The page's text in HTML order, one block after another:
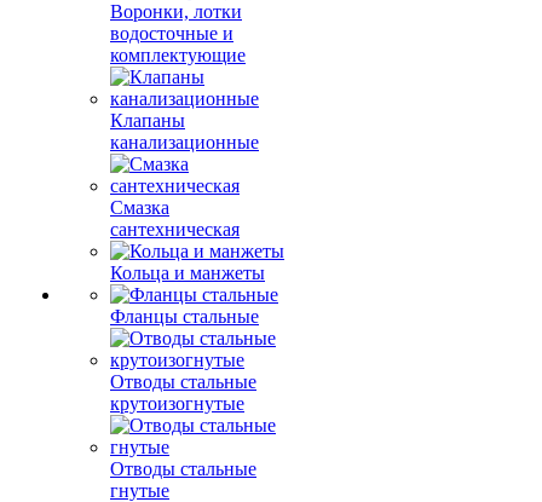
Воронки, лотки
водосточные и
комплектующие
Клапаны
канализационные
Смазка
сантехническая
Кольца и манжеты
Фланцы стальные
Отводы стальные
крутоизогнутые
Отводы стальные
гнутые